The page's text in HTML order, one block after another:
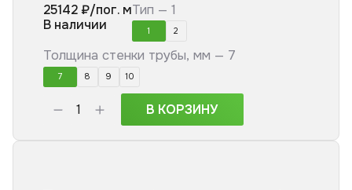
25142₽/пог. м
В наличии
Тип — 1
1 2
Толщина стенки трубы, мм — 7
7 8 9 10
В КОРЗИНУ